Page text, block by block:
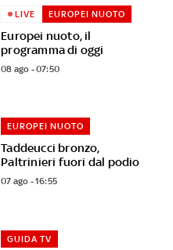
Europei nuoto, il
programma di oggi
LIVE EUROPEI NUOTO
08 ago - 07:50
Taddeucci bronzo,
Paltrinieri fuori dal podio
EUROPEI NUOTO
07 ago - 16:55
GUIDA TV